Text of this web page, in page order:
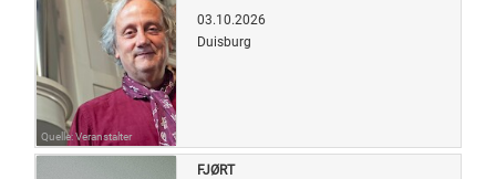
Quelle: Veranstalter
03.10.2026
Duisburg
FJØRT